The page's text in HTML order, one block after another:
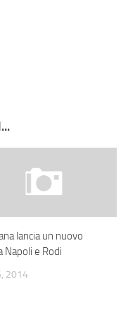
lancia un nuovo
Napoli e Rodi
2014